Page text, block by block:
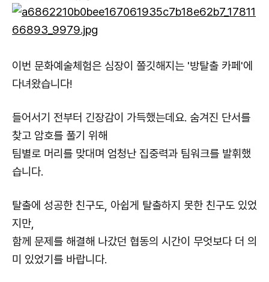
이번 문화예술체험은 심장이 쫄깃해지는 '방탈출 카페'에
다녀왔습니다!
들어서기 전부터 긴장감이 가득했는데요. 숨겨진 단서를
찾고 암호를 풀기 위해
팀별로 머리를 맞대며 엄청난 집중력과 팀워크를 발휘했
습니다.
탈출에 성공한 친구도, 아쉽게 탈출하지 못한 친구도 있었
지만,
함께 문제를 해결해 나갔던 협동의 시간이 무엇보다 더 의
미 있었기를 바랍니다.